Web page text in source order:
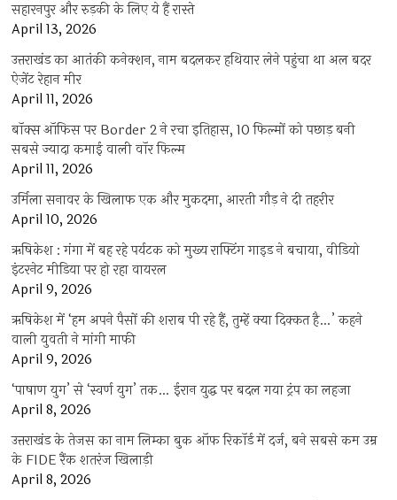
सहारनपुर और रुड़की के लिए ये हैं रास्ते
April 13, 2026
उत्तराखंड का आतंकी कनेक्शन, नाम बदलकर हथियार लेने पहुंचा था अल बदर
ऐजेंट रेहान मीर
April 11, 2026
बॉक्स ऑफिस पर Border 2 ने रचा इतिहास, 10 फिल्मों को पछाड़ बनी
सबसे ज्यादा कमाई वाली वॉर फिल्म
April 11, 2026
उर्मिला सनावर के खिलाफ एक और मुकदमा, आरती गौड़ ने दी तहरीर
April 10, 2026
ऋषिकेश : गंगा में बह रहे पर्यटक को मुख्य राफ्टिंग गाइड ने बचाया, वीडियो
इंटरनेट मीडिया पर हो रहा वायरल
April 9, 2026
ऋषिकेश में ‘हम अपने पैसों की शराब पी रहे हैं, तुम्हें क्या दिक्कत है…’ कहने
वाली युवती ने मांगी माफी
April 9, 2026
‘पाषाण युग’ से ‘स्वर्ण युग’ तक… ईरान युद्ध पर बदल गया ट्रंप का लहजा
April 8, 2026
उत्तराखंड के तेजस का नाम लिम्का बुक ऑफ रिकॉर्ड में दर्ज, बने सबसे कम उम्र
के FIDE रैंक शतरंज खिलाड़ी
April 8, 2026